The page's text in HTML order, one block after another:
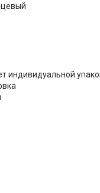
индивидуальной